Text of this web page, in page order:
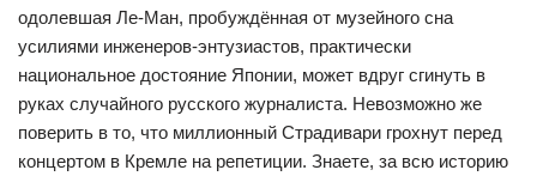
одолевшая Ле-Ман, пробуждённая от музейного сна
усилиями инженеров-энтузиастов, практически
национальное достояние Японии, может вдруг сгинуть в
руках случайного русского журналиста. Невозможно же
поверить в то, что миллионный Страдивари грохнут перед
концертом в Кремле на репетиции. Знаете, за всю историю